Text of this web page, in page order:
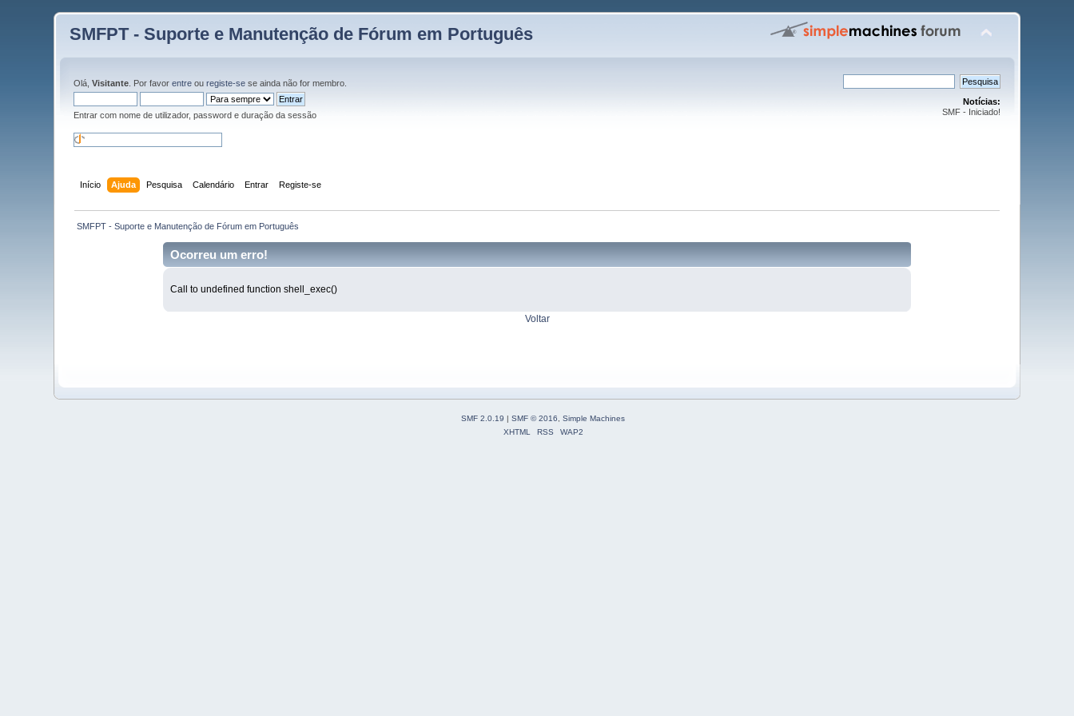
SMFPT - Suporte e Manutenção de Fórum em Português
Olá,Visitante . Por favorentre ouregiste-se se ainda não for membro.
Entrar com nome de utilizador, password e duração da sessão
Notícias:
SMF - Iniciado!
Início Ajuda Pesquisa Calendário Entrar Registe-se
SMFPT - Suporte e Manutenção de Fórum em Português
Ocorreu um erro!
Call to undefined function shell_exec()
Voltar
SMF 2.0.19 | SMF © 2016, Simple Machines
XHTML
RSS WAP2